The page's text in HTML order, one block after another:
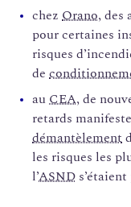
chez Orano, des
pour certaines
risques
de
auCEA, de
retards
démantèlement
les risques les
l’ASND